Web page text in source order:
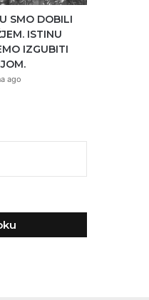
SMO DOBILI
ISTINU
IZGUBITI
ago